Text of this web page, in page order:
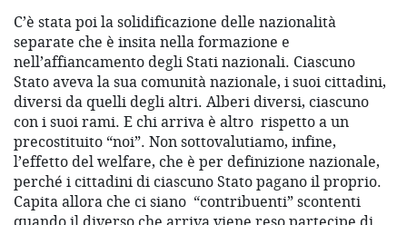
C’è stata poi la solidificazione delle nazionalità
separate che è insita nella formazione e
nell’affiancamento degli Stati nazionali. Ciascuno
Stato aveva la sua comunità nazionale, i suoi cittadini,
diversi da quelli degli altri. Alberi diversi, ciascuno
con i suoi rami. E chi arriva è altro rispetto a un
precostituito “noi”. Non sottovalutiamo, infine,
l’effetto del welfare, che è per definizione nazionale,
perché i cittadini di ciascuno Stato pagano il proprio.
Capita allora che ci siano “contribuenti” scontenti